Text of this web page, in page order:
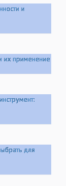
и
их применение
для